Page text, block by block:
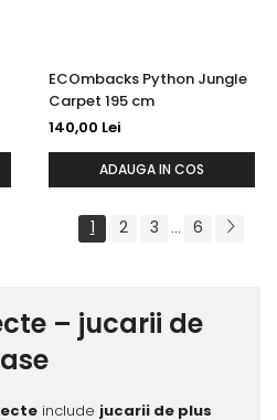
ECOmbacks Python Jungle
Carpet 195 cm
140,00 Lei
ADAUGA IN COS
1 2 3 ... 6
– jucarii de
include jucarii de plus